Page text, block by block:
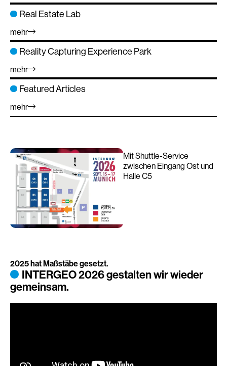
Real Estate Lab
mehr
Reality Capturing Experience Park
mehr
Featured Articles
mehr
Mit Shuttle-Service
zwischen Eingang Ost und
Halle C5
INTERGEO 2026 gestalten wir wieder
gemeinsam.
2025 hat Maßstäbe gesetzt.